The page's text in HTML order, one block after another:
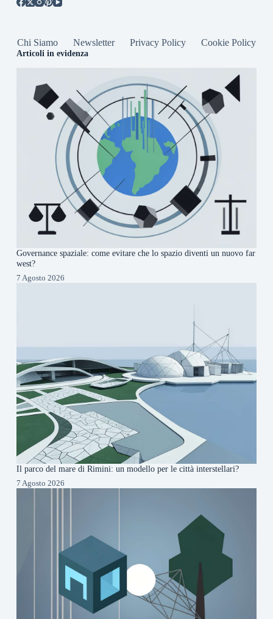
Chi Siamo Newsletter Privacy Policy Cookie Policy
Articoli in evidenza
Governance spaziale: come evitare che lo spazio diventi un nuovo far
west?
7 Agosto 2026
Il parco del mare di Rimini: un modello per le città interstellari?
7 Agosto 2026